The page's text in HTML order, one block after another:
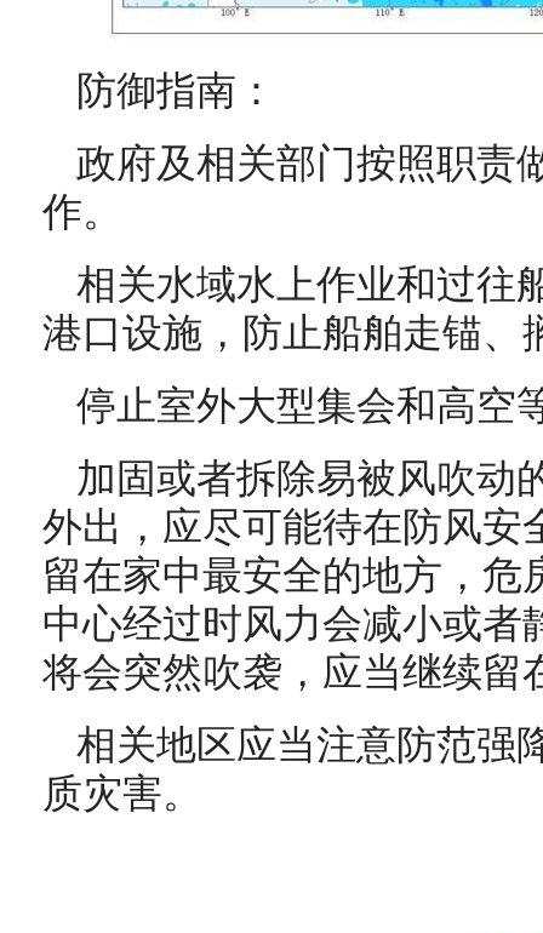
防御指南：
政府及相关部门按照职责
作。
相关水域水上作业和过往
港口设施，防止船舶走锚、
停止室外大型集会和高空
加固或者拆除易被风吹动
外出，应尽可能待在防风安
留在家中最安全的地方，危
中心经过时风力会减小或者
将会突然吹袭，应当继续留
相关地区应当注意防范强
质灾害。